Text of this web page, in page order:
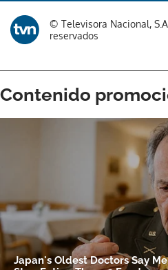
© Televisora Nacional,
reservados